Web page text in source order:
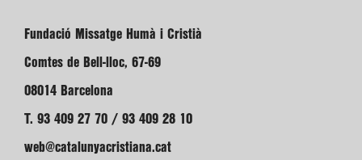
Fundació Missatge Humà i Cristià
Comtes de Bell-lloc, 67-69
08014 Barcelona
T. 93 409 27 70 / 93 409 28 10
web@catalunyacristiana.cat